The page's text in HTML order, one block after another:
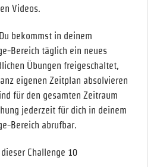
Videos.
Du bekommst in deinem
Bereich täglich ein neues
Übungen freigeschaltet,
eigenen Zeitplan absolvieren
für den gesamten Zeitraum
jederzeit für dich in deinem
Bereich abrufbar.
Challenge 10